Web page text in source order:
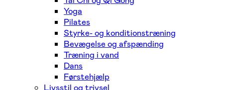
Yoga
Pilates
Styrke- og konditionstræning
Bevægelse og afspænding
Træning i vand
Dans
Førstehjælp
Livsstil og trivsel